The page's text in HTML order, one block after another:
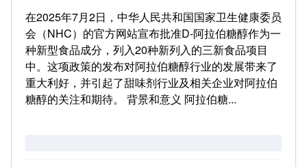
在2025年7月2日，中华人民共和国国家卫生健康委员
会（NHC）的官方网站宣布批准D-阿拉伯糖醇作为一
种新型食品成分，列入20种新列入的三新食品项目
中。这项政策的发布对阿拉伯糖醇行业的发展带来了
重大利好，并引起了甜味剂行业及相关企业对阿拉伯
糖醇的关注和期待。 背景和意义 阿拉伯糖...